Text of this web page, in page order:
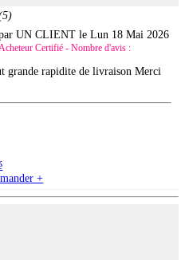
5)
UN CLIENT leLun 18 Mai 2026
Certifié - Nombre d'avis :
grande rapidite de livraison Merci
+